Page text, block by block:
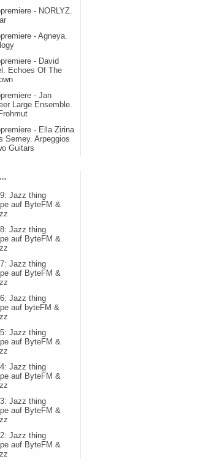
- NORLYZ.
- Agneya.
- David
Echoes Of The
- Jan
Large Ensemble.
- Ella Zirina
Semey. Arpeggios
Guitars
Jazz thing
auf ByteFM &
Jazz thing
auf ByteFM &
Jazz thing
auf ByteFM &
Jazz thing
auf byteFM &
Jazz thing
auf ByteFM &
Jazz thing
auf ByteFM &
Jazz thing
auf ByteFM &
Jazz thing
auf ByteFM &